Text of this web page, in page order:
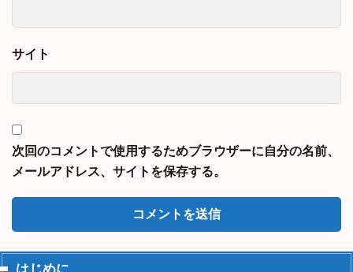
サイト
次回のコメントで使用するためブラウザーに自分の名前、
メールアドレス、サイトを保存する。
はじめに